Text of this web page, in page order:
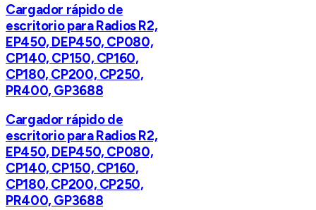
Cargador rápido de
escritorio para Radios R2,
EP450, DEP450, CP080,
CP140, CP150, CP160,
CP180, CP200, CP250,
PR400, GP3688
Cargador rápido de
escritorio para Radios R2,
EP450, DEP450, CP080,
CP140, CP150, CP160,
CP180, CP200, CP250,
PR400, GP3688